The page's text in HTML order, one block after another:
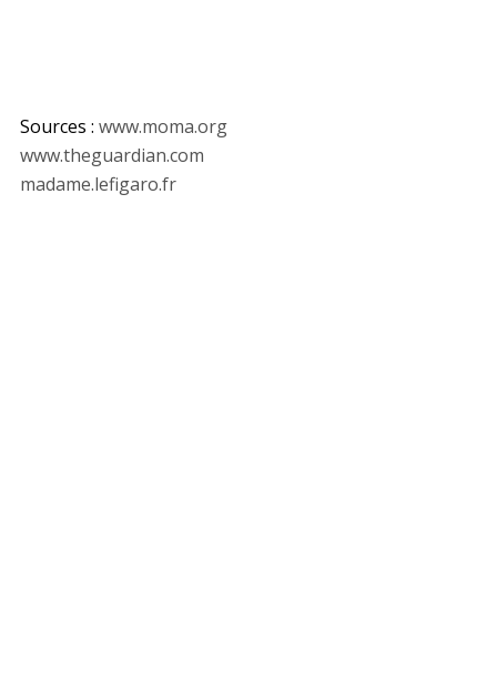
Sources : www.moma.org
www.theguardian.com
madame.lefigaro.fr